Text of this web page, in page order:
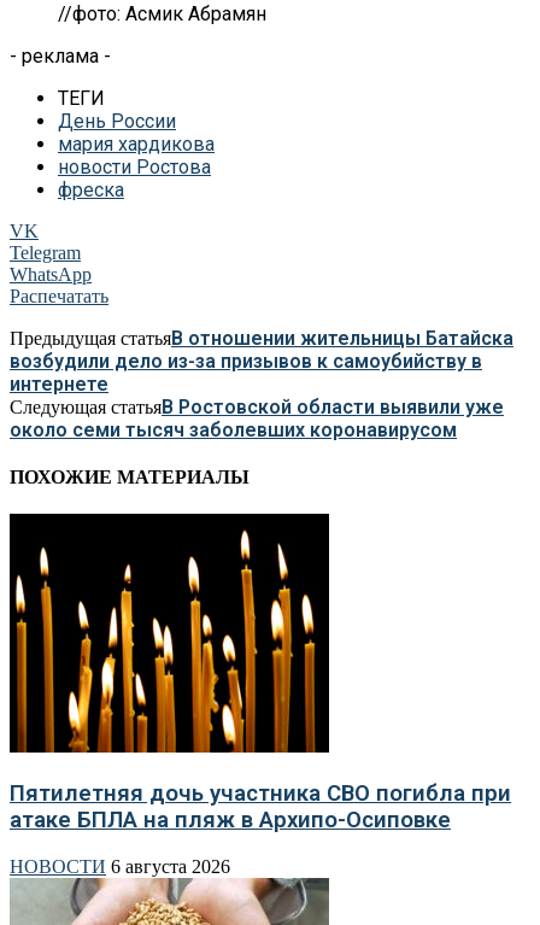
//фото: Асмик Абрамян
- реклама -
ТЕГИ
День России
мария хардикова
новости Ростова
фреска
VK
Telegram
WhatsApp
Распечатать
Предыдущая статьяВ отношении жительницы Батайска
возбудили дело из-за призывов к самоубийству в
интернете
Следующая статьяВ Ростовской области выявили уже
около семи тысяч заболевших коронавирусом
ПОХОЖИЕ МАТЕРИАЛЫ
Пятилетняя дочь участника СВО погибла при
атаке БПЛА на пляж в Архипо-Осиповке
НОВОСТИ 6 августа 2026